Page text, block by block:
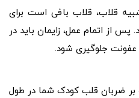
قلاب، قلاب بافی است برای
از اتمام عمل، زایمان باید در
بر ضربان قلب کودک شما در طول